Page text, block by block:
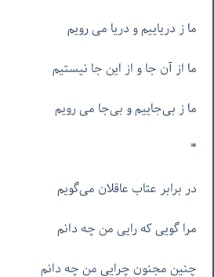
ما ز دریاییم و دریا می رویم
ما از آن جا و از این جا نیستیم
ما ز بی‌جاییم و بی‌جا می رویم
*
در برابر عتاب عاقلان می‌گویم
مرا گویی که رایی من چه دانم
چنین مجنون چرایی من چه دانم